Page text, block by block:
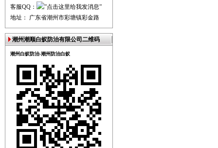
客服QQ：
地址： 广东省潮州市彩塘镇彩金路
潮州潮顺白蚁防治有限公司二维码
潮州白蚁防治-潮州防治白蚁